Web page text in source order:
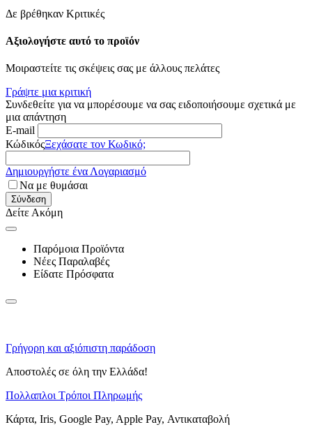
Δε βρέθηκαν Κριτικές
Αξιολογήστε αυτό το προϊόν
Μοιραστείτε τις σκέψεις σας με άλλους πελάτες
Γράψτε μια κριτική
Συνδεθείτε για να μπορέσουμε να σας ειδοποιήσουμε σχετικά με
μια απάντηση
E-mail
ΚώδικόςΞεχάσατε τον Κωδικό;
Δημιουργήστε ένα Λογαριασμό
Να με θυμάσαι
Σύνδεση
Δείτε Ακόμη
Παρόμοια Προϊόντα
Νέες Παραλαβές
Είδατε Πρόσφατα
Γρήγορη και αξιόπιστη παράδοση
Αποστολές σε όλη την Ελλάδα!
Πολλαπλοι Τρόποι Πληρωμής
Κάρτα, Iris, Google Pay, Apple Pay, Αντικαταβολή